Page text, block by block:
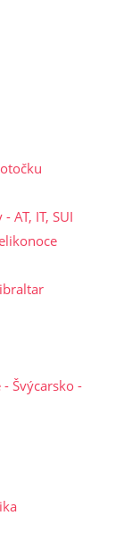
AT, IT, SUI
Švýcarsko -